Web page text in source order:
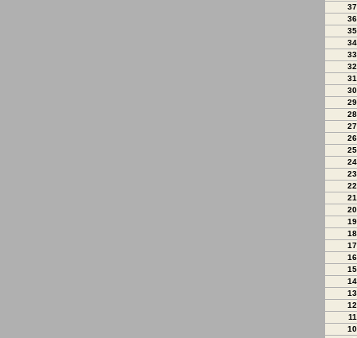
37
36
35
34
33
32
31
30
29
28
27
26
25
24
23
22
21
20
19
18
17
16
15
14
13
12
11
10